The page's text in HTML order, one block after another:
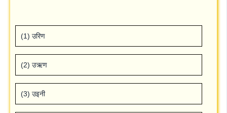
(1) उरिण
(2) उऋण
(3) उइनी